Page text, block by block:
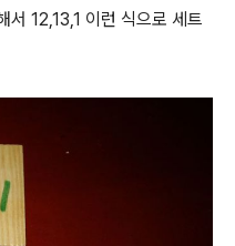
서 12,13,1 이런 식으로 세트